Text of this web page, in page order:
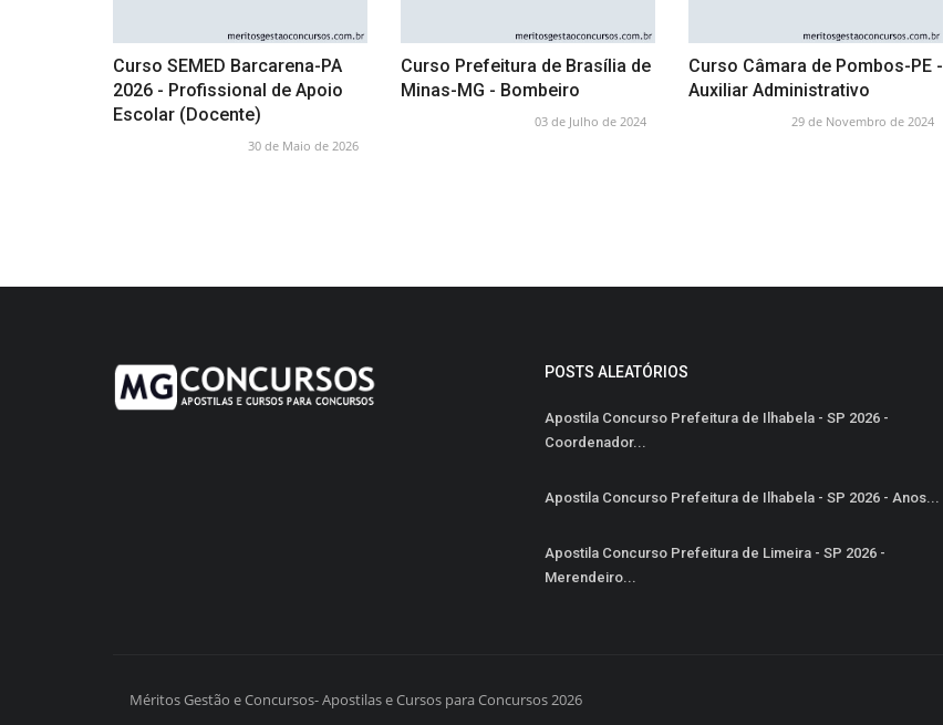
Curso SEMED Barcarena-PA
2026 - Profissional de Apoio
Escolar (Docente)
30 de Maio de 2026
Curso Prefeitura de Brasília de
Minas-MG - Bombeiro
03 de Julho de 2024
Curso Câmara de Pombos-PE -
Auxiliar Administrativo
29 de Novembro de 2024
POSTS ALEATÓRIOS
Apostila Concurso Prefeitura de Ilhabela - SP 2026 -
Coordenador...
Apostila Concurso Prefeitura de Ilhabela - SP 2026 - Anos...
Apostila Concurso Prefeitura de Limeira - SP 2026 -
Merendeiro...
Méritos Gestão e Concursos- Apostilas e Cursos para Concursos 2026